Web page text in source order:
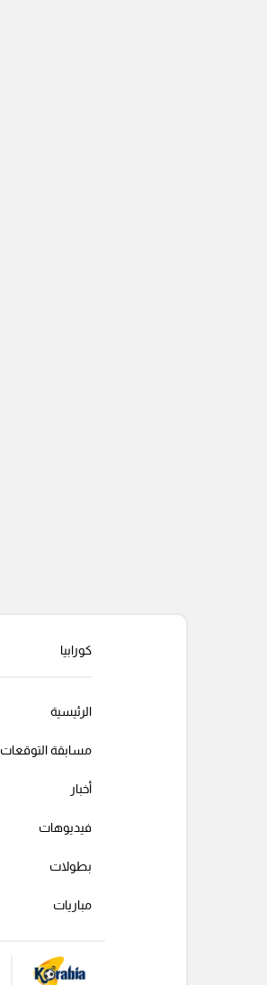
كورابيا
الرئيسية
مسابقة التوقعات
أخبار
فيديوهات
بطولات
مباريات